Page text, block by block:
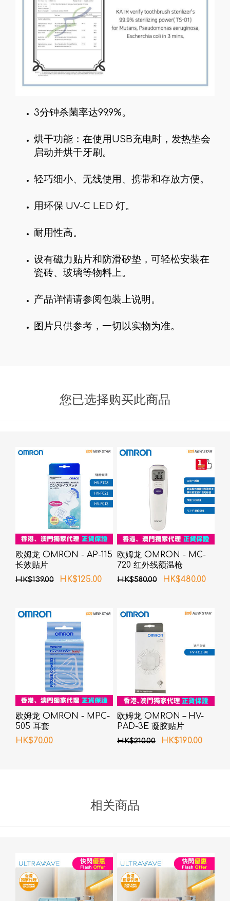
3分钟杀菌率达99.9%。
烘干功能：在使用USB充电时，发热垫会
启动并烘干牙刷。
轻巧细小、无线使用、携带和存放方便。
用环保 UV-C LED 灯。
耐用性高。
设有磁力贴片和防滑矽垫，可轻松安装在
瓷砖、玻璃等物料上。
产品详情请参阅包装上说明。
图片只供参考，一切以实物为准。
您已选择购买此商品
欧姆龙 OMRON - AP-115
长效贴片
HK$139.00 HK$125.00
欧姆龙 OMRON - MC-
720 红外线额温枪
HK$580.00 HK$480.00
欧姆龙 OMRON - MPC-
505 耳套
HK$70.00
欧姆龙 OMRON – HV-
PAD-3E 凝胶贴片
HK$210.00 HK$190.00
相关商品